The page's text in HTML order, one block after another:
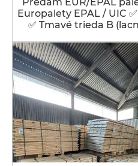
Europalety EPAL / UIC
✅ Tmavé trieda B